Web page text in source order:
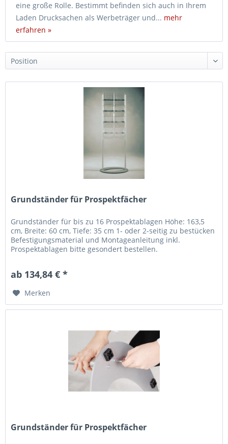
eine große Rolle. Bestimmt befinden sich auch in Ihrem
Laden Drucksachen als Werbeträger und... mehr
erfahren »
Grundständer für Prospektfächer
Grundständer für bis zu 16 Prospektablagen Höhe: 163,5
cm, Breite: 60 cm, Tiefe: 35 cm 1- oder 2-seitig zu bestücken
Befestigungsmaterial und Montageanleitung inkl.
Prospektablagen bitte gesondert bestellen.
ab 134,84 € *
Merken
Grundständer für Prospektfächer